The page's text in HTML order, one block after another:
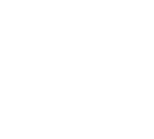
como professor